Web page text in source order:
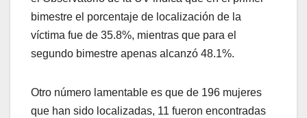
bimestre el porcentaje de localización de la
víctima fue de 35.8%, mientras que para el
segundo bimestre apenas alcanzó 48.1%.
Otro número lamentable es que de 196 mujeres
que han sido localizadas, 11 fueron encontradas